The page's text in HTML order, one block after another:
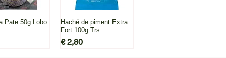
overzicht
Pate 50g Lobo Snel overzicht
Haché de piment Extra
Fort 100g Trs
Prijs
€ 2,80